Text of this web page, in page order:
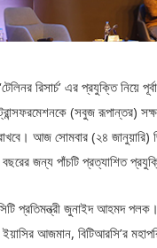
রিসার্চ’ এর প্রযুক্তি
(সবুজ রূপান্তর)
আজ সোমবার (২৪ জানুয়ারি)
জন্য পাঁচটি প্রত্যাশিত
প্রতিমন্ত্রী জুনাইদ আহমদ পলক।
ইয়াসির আজমান, বিটিআরসি’র